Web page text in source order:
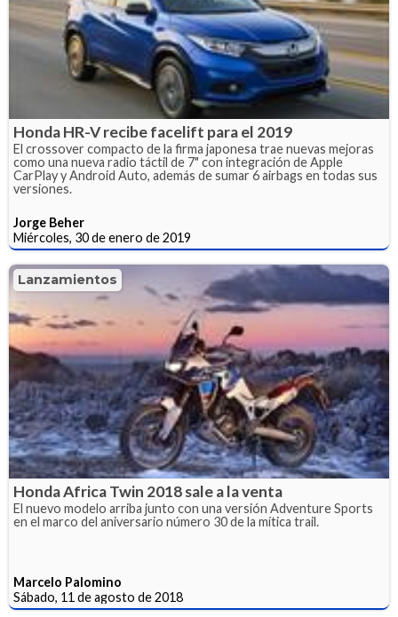
Honda HR-V recibe facelift para el 2019
El crossover compacto de la firma japonesa trae nuevas mejoras
como una nueva radio táctil de 7" con integración de Apple
CarPlay y Android Auto, además de sumar 6 airbags en todas sus
versiones.
Jorge Beher
Miércoles, 30 de enero de 2019
Lanzamientos
Honda Africa Twin 2018 sale a la venta
El nuevo modelo arriba junto con una versión Adventure Sports
en el marco del aniversario número 30 de la mítica trail.
Marcelo Palomino
Sábado, 11 de agosto de 2018